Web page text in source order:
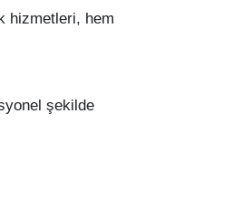
hizmetleri, hem
şekilde